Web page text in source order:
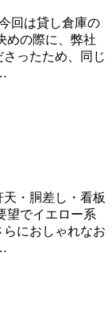
回は貸し倉庫の
めの際に、弊社
ったため、同じ
・胴差し・看板
望でイエロー系
におしゃれなお